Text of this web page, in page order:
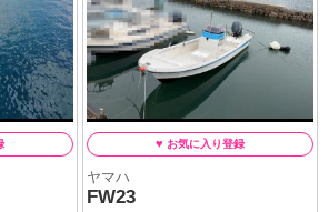
ヤマハ
FW23